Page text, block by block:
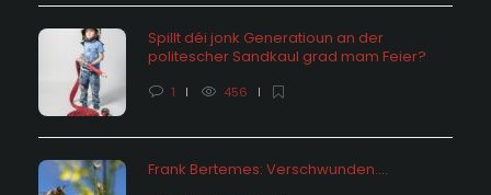
Spillt déi jonk Generatioun an der
politescher Sandkaul grad mam Feier?
1 456
Frank Bertemes: Verschwunden….